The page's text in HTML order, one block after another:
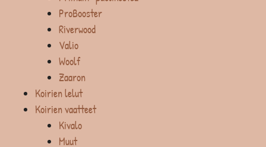
ProBooster
Riverwood
Valio
Woolf
Zaaron
Koirien lelut
Koirien vaatteet
Kivalo
Muut